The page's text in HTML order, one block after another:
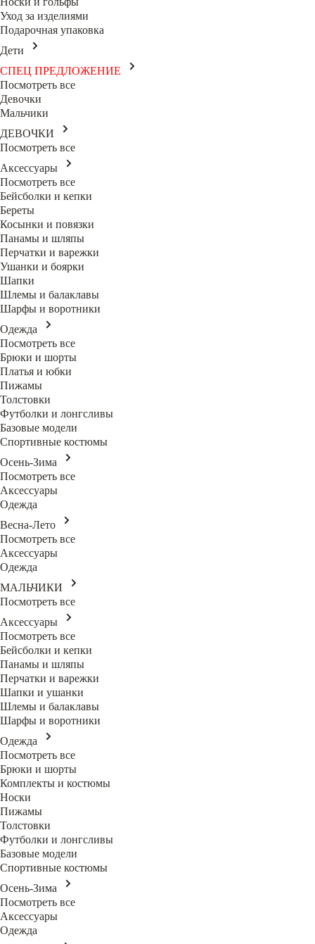
Уход за изделиями
Подарочная упаковка
Дети
СПЕЦ ПРЕДЛОЖЕНИЕ
Посмотреть все
Девочки
Мальчики
ДЕВОЧКИ
Посмотреть все
Аксессуары
Посмотреть все
Бейсболки и кепки
Береты
Косынки и повязки
Панамы и шляпы
Перчатки и варежки
Ушанки и боярки
Шапки
Шлемы и балаклавы
Шарфы и воротники
Одежда
Посмотреть все
Брюки и шорты
Платья и юбки
Пижамы
Толстовки
Футболки и лонгсливы
Базовые модели
Спортивные костюмы
Осень-Зима
Посмотреть все
Аксессуары
Одежда
Весна-Лето
Посмотреть все
Аксессуары
Одежда
МАЛЬЧИКИ
Посмотреть все
Аксессуары
Посмотреть все
Бейсболки и кепки
Панамы и шляпы
Перчатки и варежки
Шапки и ушанки
Шлемы и балаклавы
Шарфы и воротники
Одежда
Посмотреть все
Брюки и шорты
Комплекты и костюмы
Носки
Пижамы
Толстовки
Футболки и лонгсливы
Базовые модели
Спортивные костюмы
Осень-Зима
Посмотреть все
Аксессуары
Одежда